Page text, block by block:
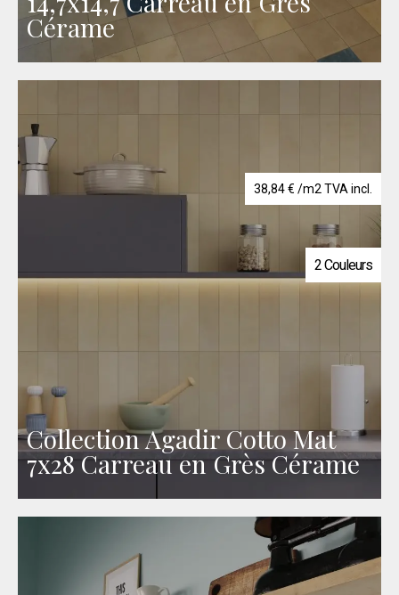
Cérame
38,84€ /m2 TVA incl.
2 Couleurs
Collection Agadir Cotto Mat
7x28 Carreau en Grès Cérame